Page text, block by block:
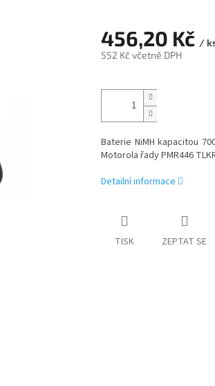
456,20 Kč /
552 Kč včetně DPH
cena:
Baterie NiMH kapacitou
Motorola řady PMR446
Detailní informace
TISK ZEPTAT SE